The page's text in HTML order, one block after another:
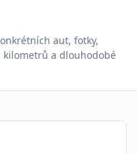
aut, fotky,
kilometrů a dlouhodobé